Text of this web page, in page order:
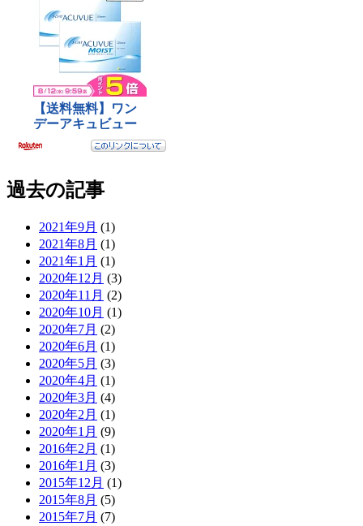
過去の記事
2021年9月 (1)
2021年8月 (1)
2021年1月 (1)
2020年12月 (3)
2020年11月 (2)
2020年10月 (1)
2020年7月 (2)
2020年6月 (1)
2020年5月 (3)
2020年4月 (1)
2020年3月 (4)
2020年2月 (1)
2020年1月 (9)
2016年2月 (1)
2016年1月 (3)
2015年12月 (1)
2015年8月 (5)
2015年7月 (7)